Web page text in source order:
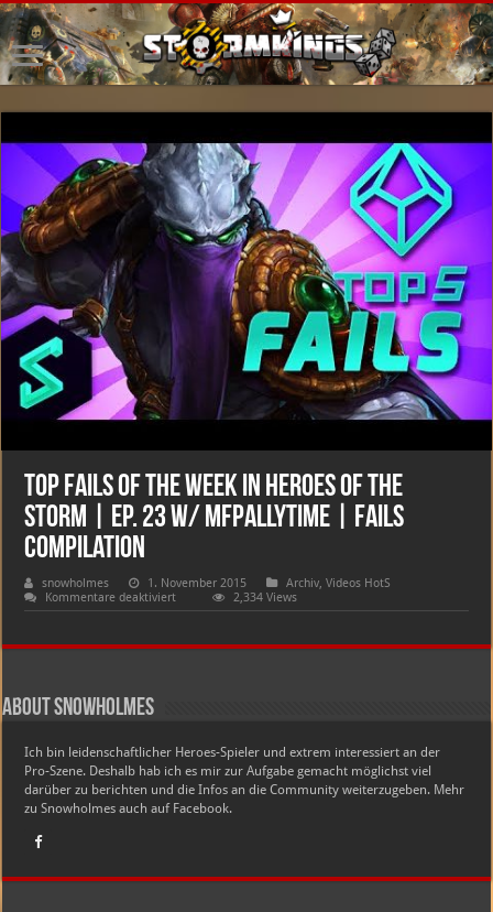
Top Fails of the Week in Heroes of the
Storm | Ep. 23 w/ MFPallytime | Fails
Compilation
snowholmes 1. November 2015 Archiv,Videos HotS
Kommentare deaktiviertfür
Top
the
|
Ep.
23
w/
MFPallytime
2,334 Views
About snowholmes
Ich bin leidenschaftlicher Heroes-Spieler und extrem interessiert an der
Pro-Szene. Deshalb hab ich es mir zur Aufgabe gemacht möglichst viel
darüber zu berichten und die Infos an die Community weiterzugeben. Mehr
zu Snowholmes auch auf Facebook.